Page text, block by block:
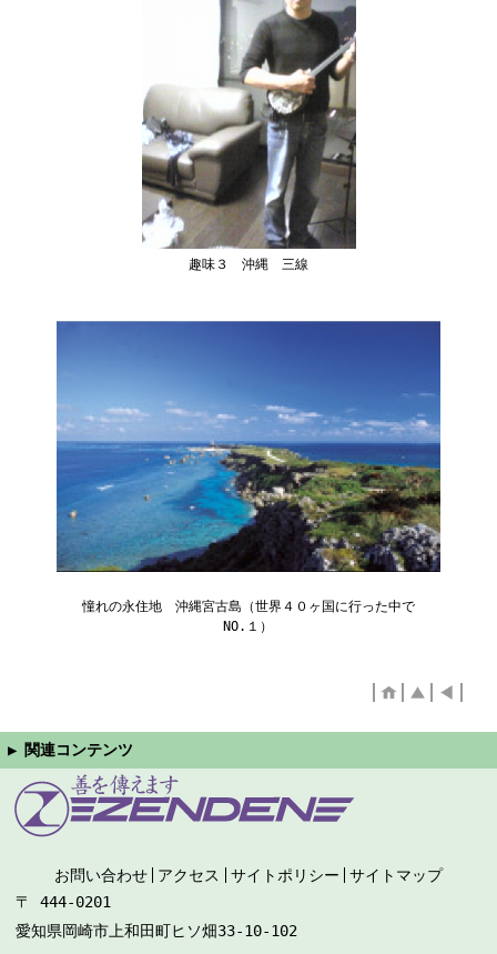
趣味３ 沖縄 三線
憧れの永住地 沖縄宮古島（世界４０ヶ国に行った中で
NO.１）
お問い合わせ アクセス サイトポリシー
サイトマップ
〒 444-0201
愛知県岡崎市上和田町ヒソ畑33-10-102